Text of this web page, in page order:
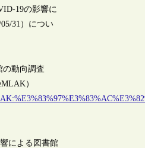
19の影響に
31）につい
の動向調査
）
による図書館